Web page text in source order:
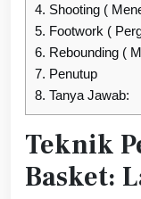
4. Shooting (
5. Footwork (
6. Rebounding (
7. Penutup
8. Tanya Jawab:
Teknik
Basket: